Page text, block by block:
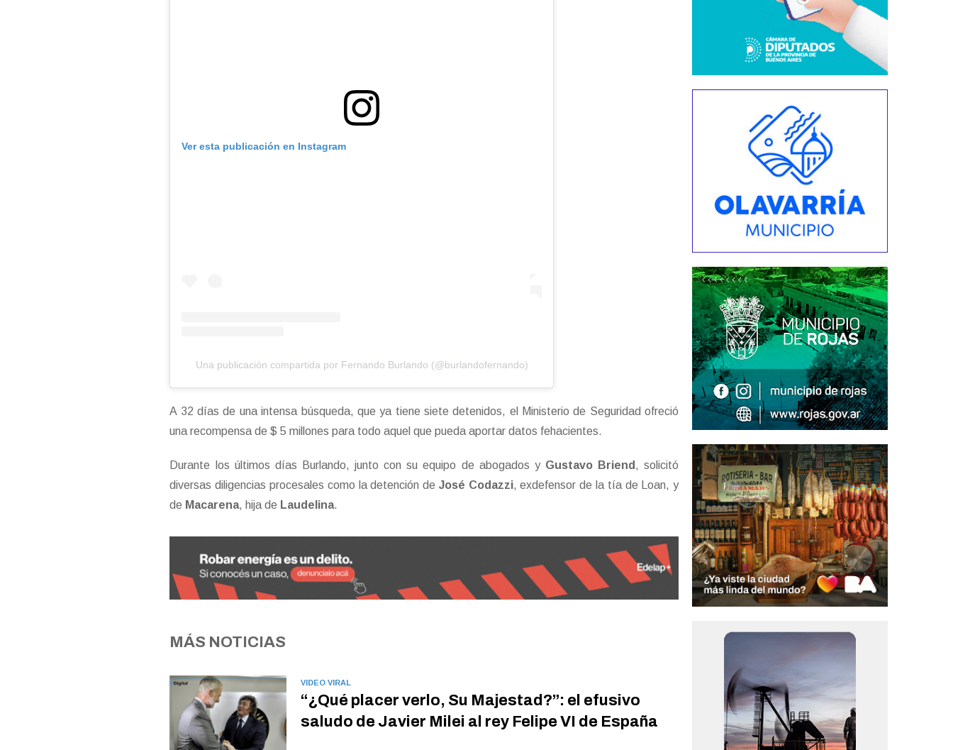
Ver esta publicación en Instagram
Una publicación compartida por Fernando Burlando (@burlandofernando)
A 32 días de una intensa búsqueda, que ya tiene siete detenidos, el Ministerio de Seguridad ofreció
una recompensa de $ 5 millones para todo aquel que pueda aportar datos fehacientes.
Durante los últimos días Burlando, junto con su equipo de abogados yGustavo Briend , solicitó
diversas diligencias procesales como la detención de José Codazzi, exdefensor de la tía de Loan, y
de Macarena, hija de Laudelina.
MÁS NOTICIAS
VIDEO VIRAL
“¿Qué placer verlo, Su Majestad?”: el efusivo
saludo de Javier Milei al rey Felipe VI de España